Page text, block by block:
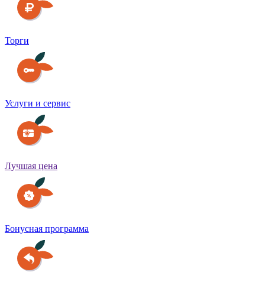
Торги
Услуги и сервис
Лучшая цена
Бонусная программа